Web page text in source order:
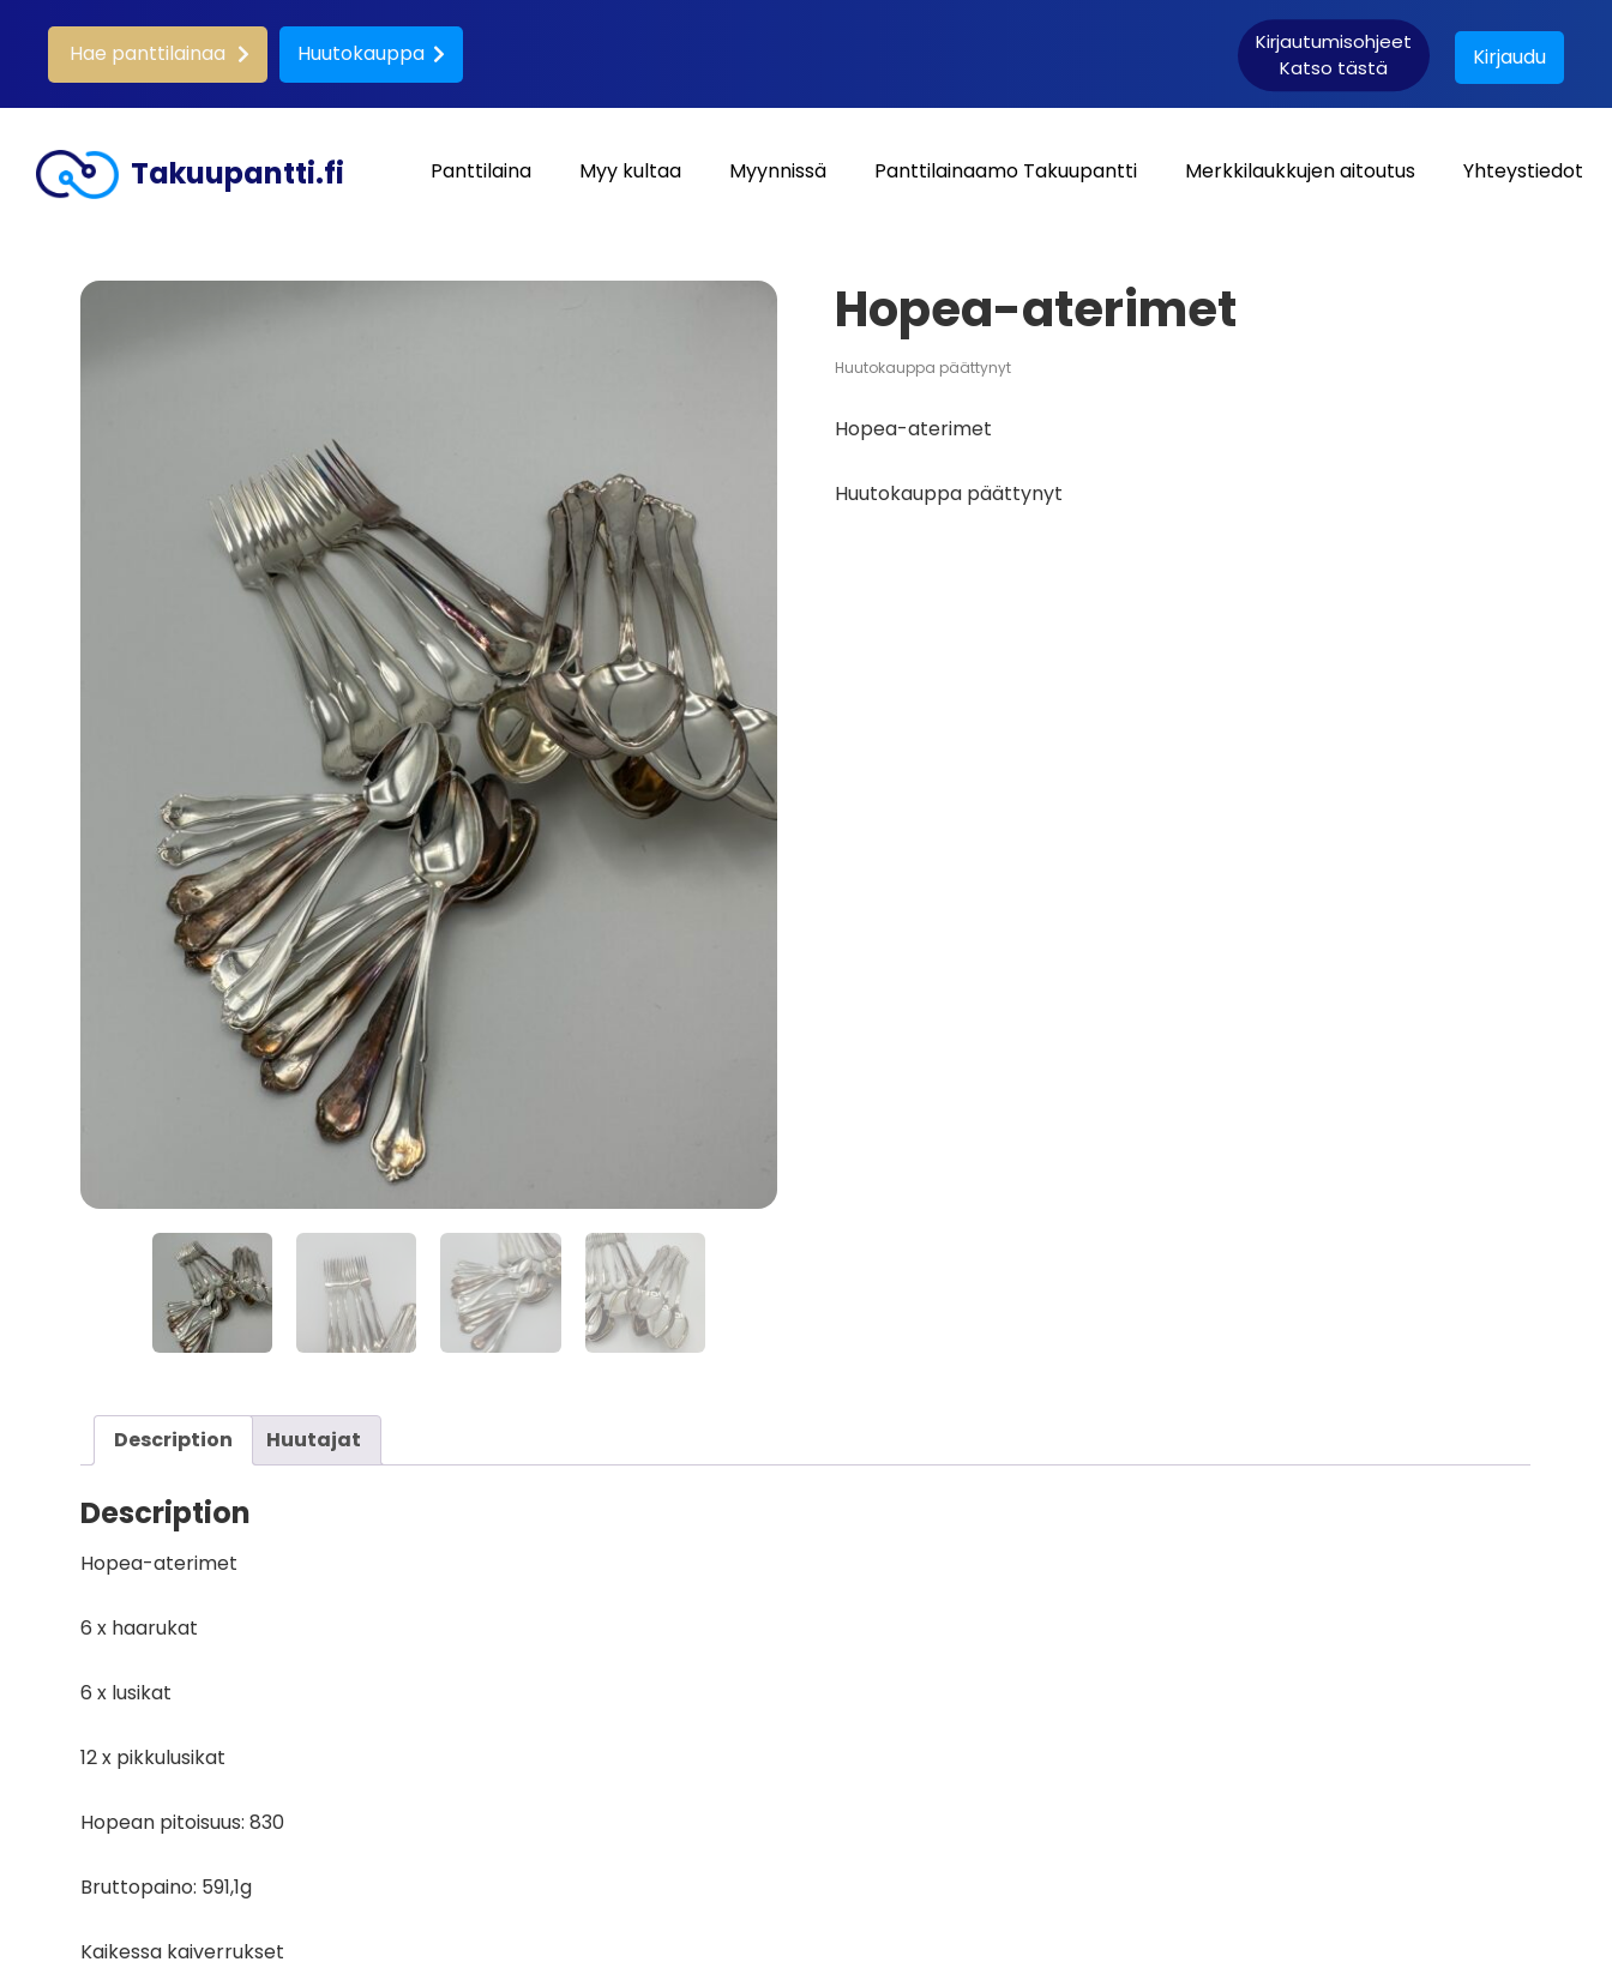
Hae panttilainaa Huutokauppa Kirjautumisohjeet
Katso tästä Kirjaudu
Takuupantti.fi Panttilaina Myy kultaa Myynnissä Panttilainaamo Takuupantti Merkkilaukkujen aitoutus Yhteystiedot
Hopea-aterimet
Huutokauppa päättynyt
Hopea-aterimet
Huutokauppa päättynyt
Description Huutajat
Description
Hopea-aterimet
6 x haarukat
6 x lusikat
12 x pikkulusikat
Hopean pitoisuus: 830
Bruttopaino: 591,1g
Kaikessa kaiverrukset